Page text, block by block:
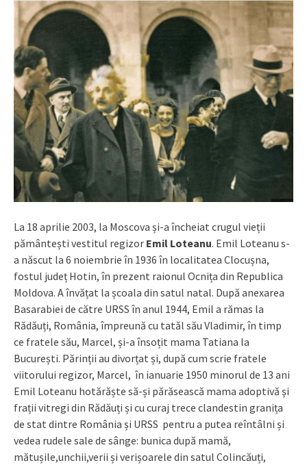
La 18 aprilie 2003, la Moscova și-a încheiat crugul vieții
pământești vestitul regizor Emil Loteanu. Emil Loteanu s-
a născut la 6 noiembrie în 1936 în localitatea Clocușna,
fostul județ Hotin, în prezent raionul Ocnița din Republica
Moldova. A învățat la școala din satul natal. După anexarea
Basarabiei de către URSS în anul 1944, Emil a rămas la
Rădăuți, România, împreună cu tatăl său Vladimir, în timp
ce fratele său, Marcel, și-a însoțit mama Tatiana la
București. Părinții au divorțat și, după cum scrie fratele
viitorului regizor, Marcel, în ianuarie 1950 minorul de 13 ani
Emil Loteanu hotărăște să-și părăsească mama adoptivă și
frații vitregi din Rădăuți și cu curaj trece clandestin granița
de stat dintre România și URSS pentru a putea reîntâlni și
vedea rudele sale de sânge: bunica după mamă,
mătușile,unchii,verii și verișoarele din satul Colincăuți,